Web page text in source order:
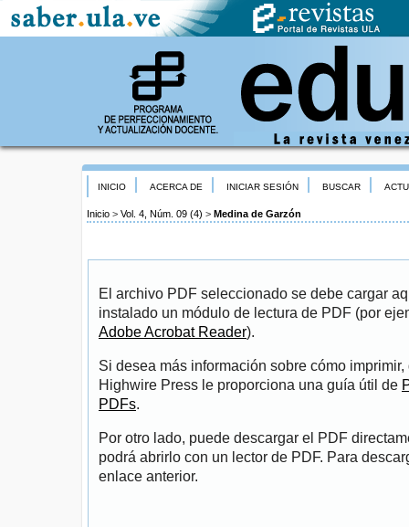
INICIO ACERCA DE INICIAR SESIÓN BUSCAR
Inicio > Vol. 4, Núm. 09 (4) > Medina de Garzón
El archivo PDF seleccionado se debe cargar
instalado un módulo de lectura de PDF (por
Adobe Acrobat Reader).
Si desea más información sobre cómo
Highwire Press le proporciona una guía útil de
PDFs.
Por otro lado, puede descargar el PDF
podrá abrirlo con un lector de PDF. Para
enlace anterior.